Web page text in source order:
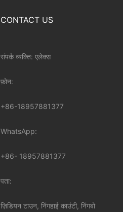
CONTACT US
संपर्क व्यक्ति: एलेक्स
फ़ोन:
+86-18957881377
WhatsApp:
+86- 18957881377
पता:
ज़िडियन टाउन, निंगहाई काउंटी, निंगबो